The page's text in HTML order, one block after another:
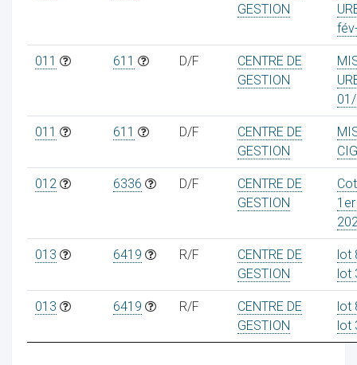
GESTION
011 611 D/F
CENTRE DE
GESTION
011 611 D/F
CENTRE DE
GESTION
012 6336 D/F
CENTRE DE
GESTION
013 6419 R/F
CENTRE DE
GESTION
lot
lot
013 6419 R/F
CENTRE DE
GESTION
lot
lot